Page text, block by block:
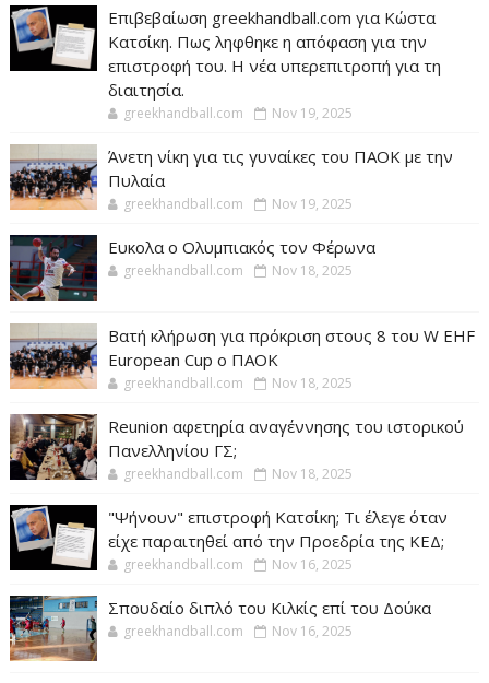
Επιβεβαίωση greekhandball.com για Κώστα
Κατσίκη. Πως ληφθηκε η απόφαση για την
επιστροφή του. Η νέα υπερεπιτροπή για τη
διαιτησία.
greekhandball.com Nov 19, 2025
Άνετη νίκη για τις γυναίκες του ΠΑΟΚ με την
Πυλαία
greekhandball.com Nov 19, 2025
Ευκολα ο Ολυμπιακός τον Φέρωνα
greekhandball.com Nov 18, 2025
Βατή κλήρωση για πρόκριση στους 8 του W EHF
European Cup ο ΠΑΟΚ
greekhandball.com Nov 18, 2025
Reunion αφετηρία αναγέννησης του ιστορικού
Πανελληνίου ΓΣ;
greekhandball.com Nov 18, 2025
"Ψήνουν" επιστροφή Κατσίκη; Τι έλεγε όταν
είχε παραιτηθεί από την Προεδρία της ΚΕΔ;
greekhandball.com Nov 16, 2025
Σπουδαίο διπλό του Κιλκίς επί του Δούκα
greekhandball.com Nov 16, 2025